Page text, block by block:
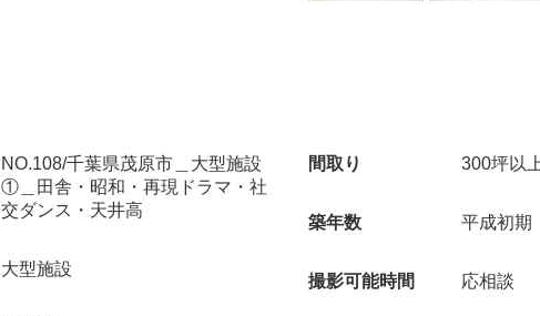
NO.108/千葉県茂原市＿大型施設
①＿田舎・昭和・再現ドラマ・社
交ダンス・天井高
大型施設
間取り 300坪以
築年数 平成初期
撮影可能時間 応相談